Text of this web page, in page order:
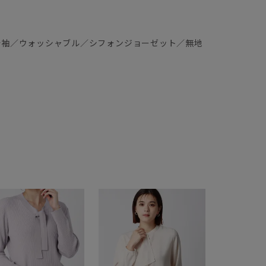
／ウォッシャブル／シフォンジョーゼット／無地